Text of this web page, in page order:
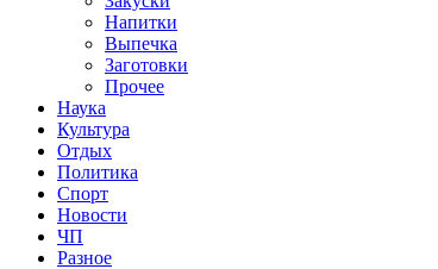
Напитки
Выпечка
Заготовки
Прочее
Наука
Культура
Отдых
Политика
Спорт
Новости
ЧП
Разное